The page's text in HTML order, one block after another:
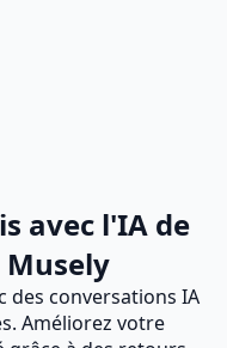
avec l'IA de
des conversations IA
Améliorez votre